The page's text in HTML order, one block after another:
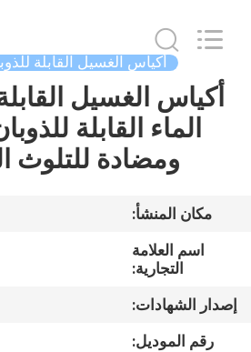
المنزل
المنتجات
حولنا
في
المصنع
Macromolecule
Materials
Reserved.
أكياس الغسيل القابلة
أكياس الغسيل
ومضادة للتلوث
مكان المنشأ:
اسم العلامة
التجارية:
إصدار الشهادات:
رقم الموديل: